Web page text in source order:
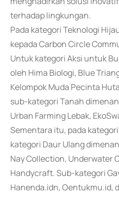
terhadap lingkungan.
Pada kategori Teknologi
kepada Carbon Circle
Untuk kategori Aksi untuk
oleh Hima Biologi, Blue
Kelompok Muda Pecinta
sub-kategori Tanah
Urban Farming Lebak,
Sementara itu, pada
kategori Daur Ulang
Nay Collection, Underwater
Handycraft. Sub-kategori
Hanenda.idn, Oentukmu.id,